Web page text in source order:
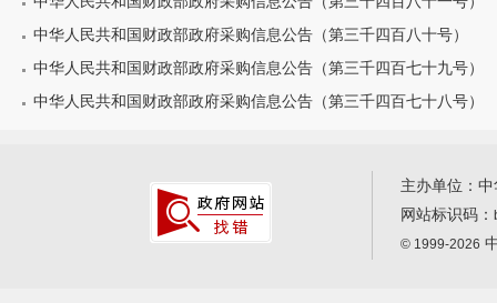
中华人民共和国财政部政府采购信息公告（第三千四百八十号）
中华人民共和国财政部政府采购信息公告（第三千四百七十九号）
中华人民共和国财政部政府采购信息公告（第三千四百七十八号）
主办单位：
网站标识码：
© 1999-2026